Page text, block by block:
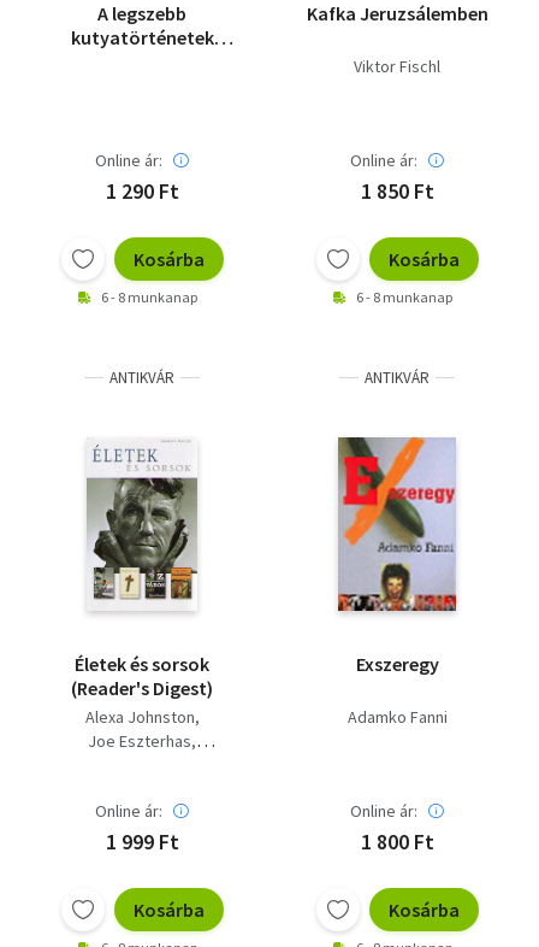
A legszebb
kutyatörténetek
Online ár:
1 290 Ft
Kosárba
6 - 8 munkanap
Kafka Jeruzsálemben
Viktor Fischl
Online ár:
1 850 Ft
Kosárba
6 - 8 munkanap
ANTIKVÁR
Életek és sorsok
(Reader's Digest)
Alexa Johnston
Joe Eszterhas
Online ár:
1 999 Ft
Kosárba
ANTIKVÁR
Exszeregy
Adamko Fanni
Online ár:
1 800 Ft
Kosárba